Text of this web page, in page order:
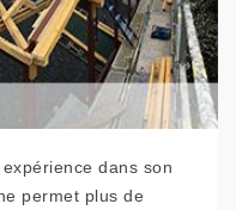
dans son
permet plus de